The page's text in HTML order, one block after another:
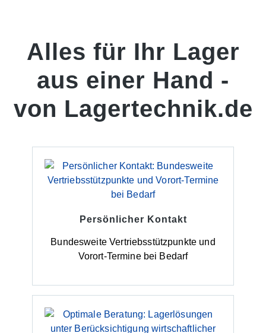
Alles für Ihr Lager
aus einer Hand -
von Lagertechnik.de
Persönlicher Kontakt
Bundesweite Vertriebsstützpunkte und
Vorort-Termine bei Bedarf